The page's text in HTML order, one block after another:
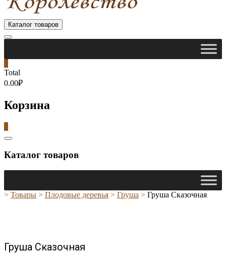
Каталог товаров
Total
0.00₽
Корзина
Catalog
Каталог товаров
> Товары > Плодовые деревья > Груша > Груша Сказочная
Груша Сказочная